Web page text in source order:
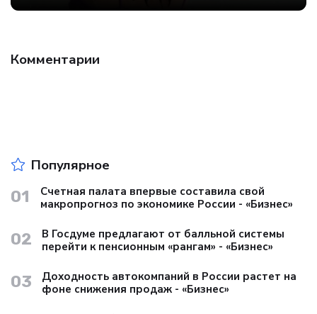
here!
surfe.be